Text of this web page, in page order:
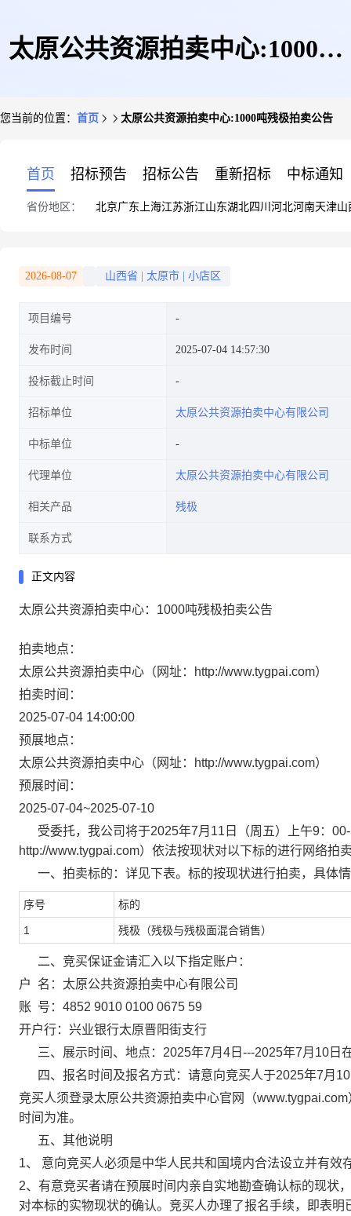
太原公共资源拍卖中心:1000吨
您当前的位置： 首页 太原公共资源拍卖中心:1000吨残极拍卖公告
首页 招标预告 招标公告 重新招标 中标通知
省份地区： 北京广东 上海江苏浙江山东湖北四川 河北河南天津山
2026-08-07 山西省 太原市 小店区
项目编号
发布时间 2025-07-04 14:57:30
投标截止时间
招标单位 太原公共资源拍卖中心有限公司
中标单位
代理单位 太原公共资源拍卖中心有限公司
相关产品 残极
联系方式
正文内容
太原公共资源拍卖中心：1000吨残极拍卖公告
拍卖地点：
太原公共资源拍卖中心（网址：http://www.tygpai.com）
拍卖时间：
2025-07-04 14:00:00
预展地点：
太原公共资源拍卖中心（网址：http://www.tygpai.com）
预展时间：
2025-07-04~2025-07-10
受委托，我公司将于2025年7月11日（周五）上午9：
http://www.tygpai.com）依法按现状对以下标的进行网络拍
一、拍卖标的： 详见下表。 标的按现状进行拍卖， 具体
序号 标的
1 残极（残极与残极面混合销售）
二、竞买保证金请汇入以下指定账户：
户 名：太原公共资源拍卖中心有限公司
账 号：4852 9010 0100 0675 59
开户行：兴业银行太原晋阳街支行
三、 展示时间、地点： 2025年7月4日---2025年7月10日
四、报名时间及报名方式： 请意向竞买人于2025年7月
竞买人须登录太原公共资源拍卖中心官网（
时间为准。
五、其他说明
1、 意向竞买人必须是中华人民共和国境内合法设立并有效
2、 有意竞买者请在预展时间内亲自实地勘查确认标的现状
对本标的实物现状的确认。 竞买人办理了报名手续，即表明